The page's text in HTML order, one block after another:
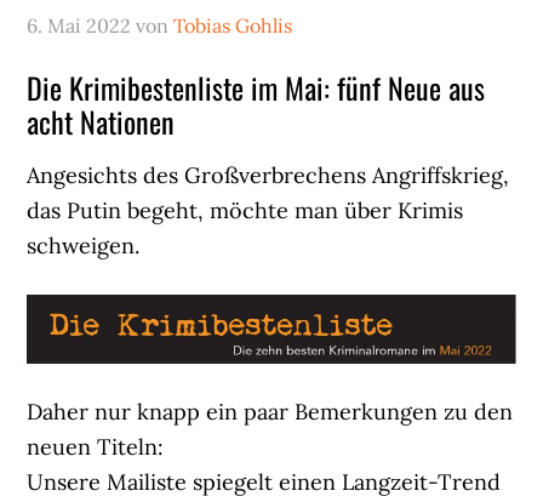
6. Mai 2022 vonTobias Gohlis
Die Krimibestenliste im Mai: fünf Neue aus
acht Nationen
Angesichts des Großverbrechens Angriffskrieg,
das Putin begeht, möchte man über Krimis
schweigen.
Daher nur knapp ein paar Bemerkungen zu den
neuen Titeln:
Unsere Mailiste spiegelt einen Langzeit-Trend